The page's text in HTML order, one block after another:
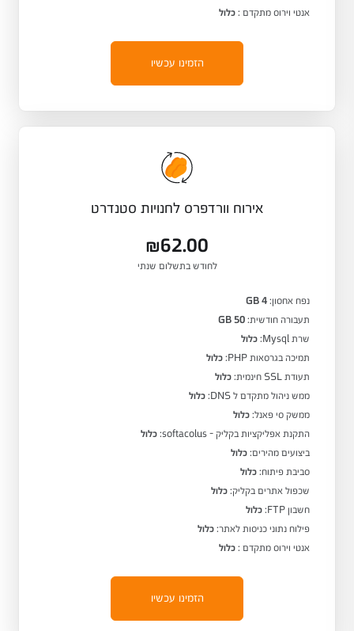
אנטי וירוס מתקדם : כלול
הזמינו עכשיו
אירוח וורדפרס לחנויות סטנדרט
₪62.00
לחודש בתשלום שנתי
נפח אחסון: 4 GB
תעבורה חודשית: 50 GB
שרת Mysql:
כלול
תמיכה בגרסאות PHP:
כלול
תעודת SSL חינמית:
כלול
ממש ניהול מתקדם ל DNS:
כלול
ממשק סי פאנל: כלול
התקנת אפליקציות בקליק - softacolus:
כלול
ביצועים מהירים: כלול
סביבת פיתוח: כלול
שכפול אתרים בקליק: כלול
חשבון FTP:
כלול
פילוח נתוני כניסות לאתר: כלול
אנטי וירוס מתקדם : כלול
הזמינו עכשיו